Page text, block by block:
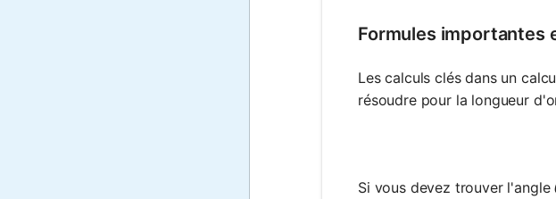
Formules importantes
Les calculs clés dans un
résoudre pour la longueur
Si vous devez trouver l'angle